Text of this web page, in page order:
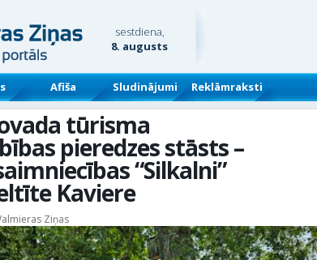
sestdiena,
8. augusts
Afiša Sludinājumi Reklāmraksti
tūrisma
pieredzes stāsts –
“Silkalni”
Kaviere
Ziņas